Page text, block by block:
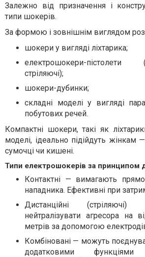
Залежно від призначення і
типи шокерів.
За формою і зовнішнім виглядом
шокери у вигляді ліхтарика;
електрошокери-
стріляючі);
шокери-дубинки;
складні моделі у вигляді
побутових речей.
Компактні шокери, такі як
моделі, ідеально підійдуть жінкам
сумочці чи кишені.
Типи електрошокерів за принципом
Контактні — вимагають
нападника. Ефективні при
Дистанційні
нейтралізувати агресора на
метрів за допомогою
Комбіновані — можуть
додатковими функціями